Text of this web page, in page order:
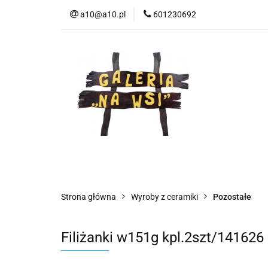
a10@a10.pl 601230692
Strona główna Wyroby z ceramiki Pozostałe
Filiżanki w151g kpl.2szt/141626